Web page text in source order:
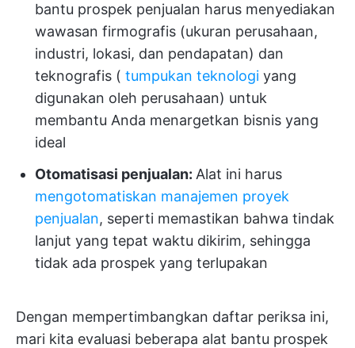
bantu prospek penjualan harus menyediakan
wawasan firmografis (ukuran perusahaan,
industri, lokasi, dan pendapatan) dan
teknografis ( tumpukan teknologi yang
digunakan oleh perusahaan) untuk
membantu Anda menargetkan bisnis yang
ideal
Otomatisasi penjualan: Alat ini harus
mengotomatiskan manajemen proyek
penjualan, seperti memastikan bahwa tindak
lanjut yang tepat waktu dikirim, sehingga
tidak ada prospek yang terlupakan
Dengan mempertimbangkan daftar periksa ini,
mari kita evaluasi beberapa alat bantu prospek